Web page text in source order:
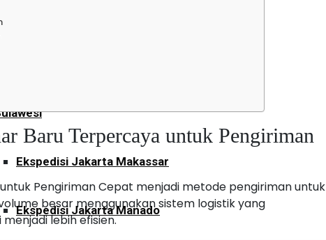
Ekspedisi Jakarta Makassar
Ekspedisi Jakarta Manado
Baru Terpercaya untuk Pengiriman
Pengiriman Cepat menjadi metode pengiriman untuk
besar menggunakan sistem logistik yang
lebih efisien.